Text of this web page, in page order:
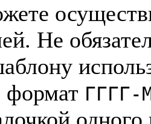
Не
формат ГГГГ-